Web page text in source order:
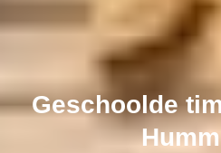
Geschoolde